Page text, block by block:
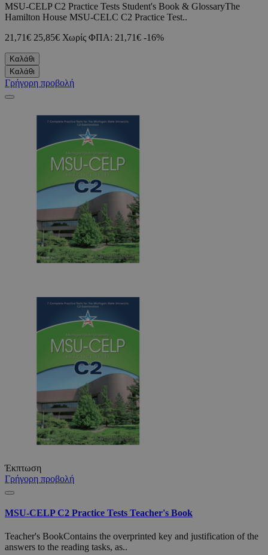
MSU-CELP C2 Practice Tests Student's Book & GlossaryThe
Hamilton House MSU-CELC C2 Practice Test..
21,71€ 25,85€ Χωρίς ΦΠΑ: 21,71€ -16%
Καλάθι
Καλάθι
Γρήγορη προβολή
Έκπτωση
Γρήγορη προβολή
MSU-CELP C2 Practice Tests Teacher's Book
Teacher's BookContains the overprinted key and justification of the
answers to the reading tasks, as..